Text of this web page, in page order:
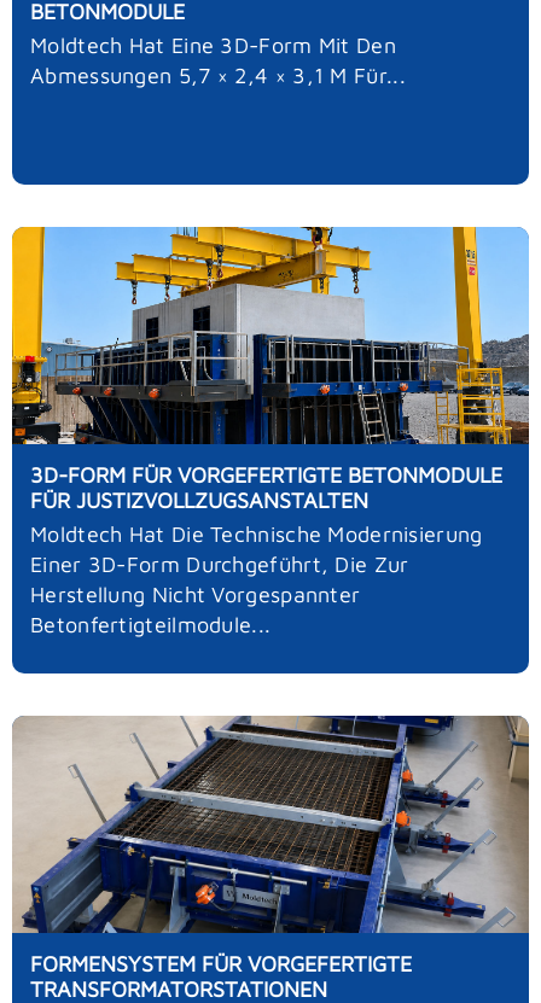
BETONMODULE
Moldtech Hat Eine 3D-Form Mit Den
Abmessungen 5,7 × 2,4 × 3,1 M Für...
3D-FORM FÜR VORGEFERTIGTE BETONMODULE
FÜR JUSTIZVOLLZUGSANSTALTEN
Moldtech Hat Die Technische Modernisierung
Einer 3D-Form Durchgeführt, Die Zur
Herstellung Nicht Vorgespannter
Betonfertigteilmodule...
FORMENSYSTEM FÜR VORGEFERTIGTE
TRANSFORMATORSTATIONEN